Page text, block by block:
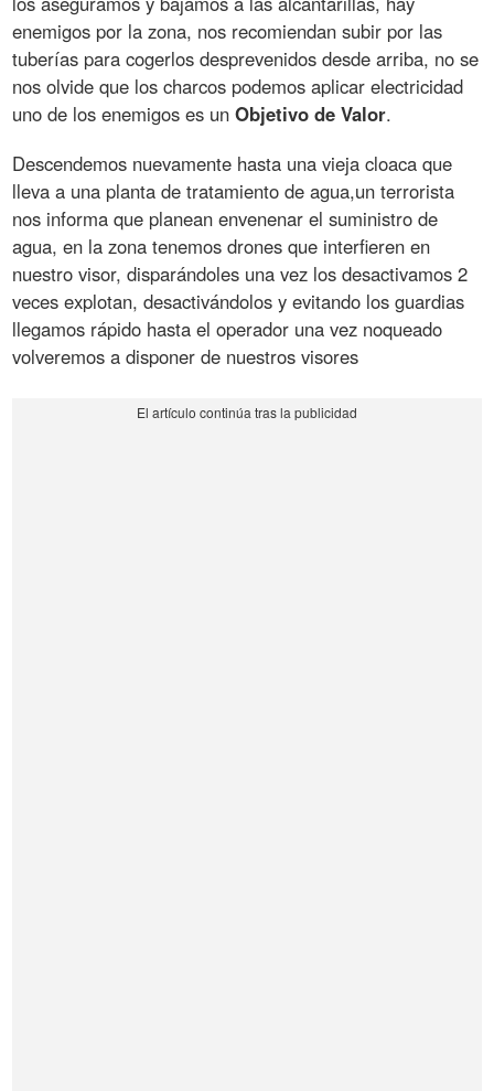
enemigos por la zona, nos recomiendan subir por las
tuberías para cogerlos desprevenidos desde arriba, no se
nos olvide que los charcos podemos aplicar electricidad
uno de los enemigos es unObjetivo de Valor.
Descendemos nuevamente hasta una vieja cloaca que
lleva a una planta de tratamiento de agua,un terrorista
nos informa que planean envenenar el suministro de
agua, en la zona tenemos drones que interfieren en
nuestro visor, disparándoles una vez los desactivamos 2
veces explotan, desactivándolos y evitando los guardias
llegamos rápido hasta el operador una vez noqueado
volveremos a disponer de nuestros visores